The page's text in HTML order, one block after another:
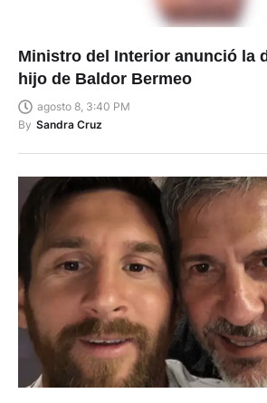
Ministro del Interior anunció la
hijo de Baldor Bermeo
agosto 8, 3:40 PM
By Sandra Cruz